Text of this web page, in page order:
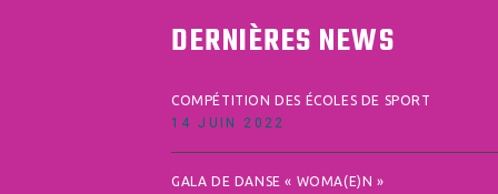
DERNIÈRES NEWS
COMPÉTITION DES ÉCOLES DE SPORT
14 JUIN 2022
GALA DE DANSE « WOMA(E)N »